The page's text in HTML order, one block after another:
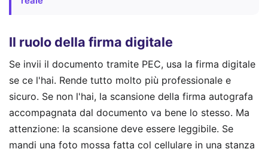
Il ruolo della firma digitale
Se invii il documento tramite PEC, usa la firma digitale
se ce l'hai. Rende tutto molto più professionale e
sicuro. Se non l'hai, la scansione della firma autografa
accompagnata dal documento va bene lo stesso. Ma
attenzione: la scansione deve essere leggibile. Se
mandi una foto mossa fatta col cellulare in una stanza